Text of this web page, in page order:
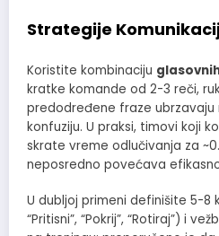
Strategije
Koristite kombinaciju
kratke komande od 2-3 reči,
predodređene fraze ubrzavaju
konfuziju. U praksi, timovi koji
skrate vreme odlučivanja za
neposredno povećava
U dubljoj primeni definišite 5-8
“Pritisni”, “Pokrij”, “Rotiraj”) i